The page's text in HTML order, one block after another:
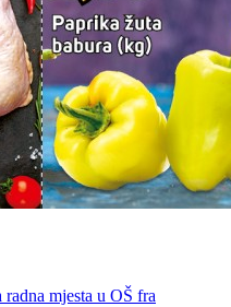
mjesta u OŠ fra